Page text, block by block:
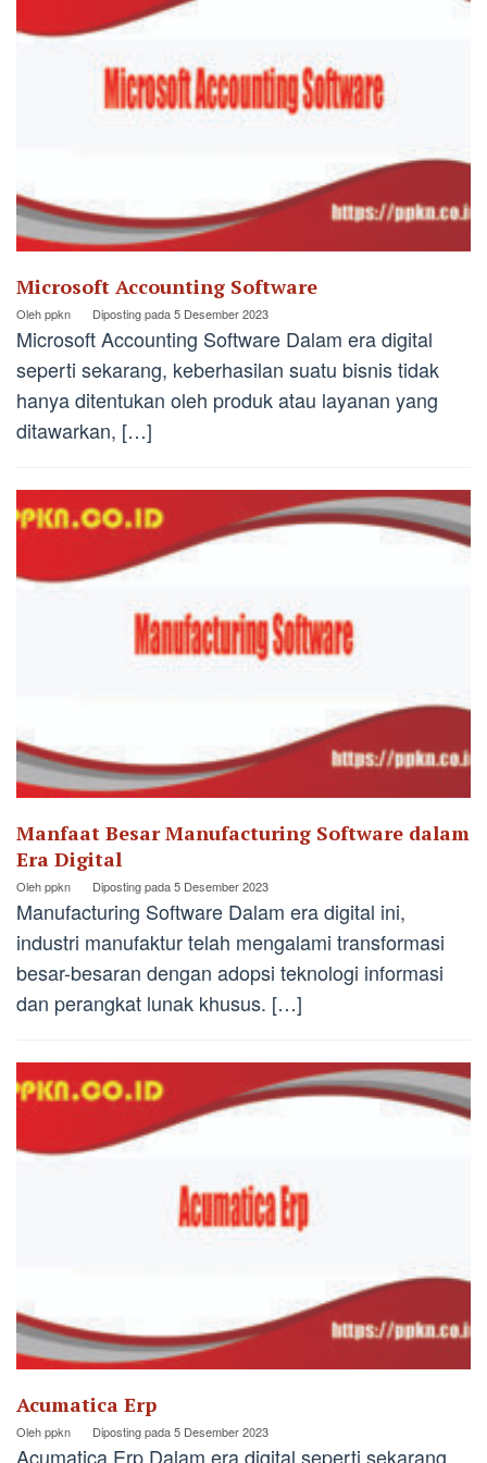
Microsoft Accounting Software
Olehppkn Diposting pada5 Desember 2023
Microsoft Accounting Software Dalam era digital
seperti sekarang, keberhasilan suatu bisnis tidak
hanya ditentukan oleh produk atau layanan yang
ditawarkan, […]
Manfaat Besar Manufacturing Software dalam
Era Digital
Olehppkn Diposting pada5 Desember 2023
Manufacturing Software Dalam era digital ini,
industri manufaktur telah mengalami transformasi
besar-besaran dengan adopsi teknologi informasi
dan perangkat lunak khusus. […]
Acumatica Erp
Olehppkn Diposting pada5 Desember 2023
Acumatica Erp Dalam era digital seperti sekarang,